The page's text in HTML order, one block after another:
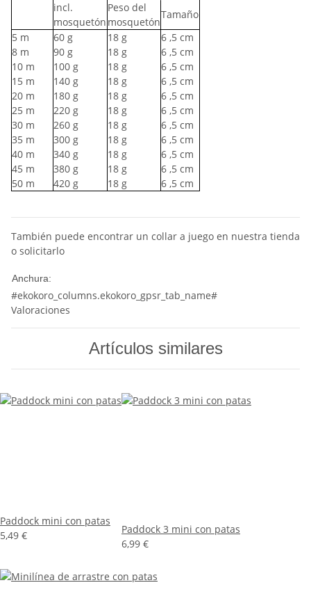
incl.
mosquetón
Peso del
mosquetón
Tamaño
5 m 60 g 18 g 6 ,5 cm
8 m 90 g 18 g 6 ,5 cm
10 m 100 g 18 g 6 ,5 cm
15 m 140 g 18 g 6 ,5 cm
20 m 180 g 18 g 6 ,5 cm
25 m 220 g 18 g 6 ,5 cm
30 m 260 g 18 g 6 ,5 cm
35 m 300 g 18 g 6 ,5 cm
40 m 340 g 18 g 6 ,5 cm
45 m 380 g 18 g 6 ,5 cm
50 m 420 g 18 g 6 ,5 cm
También puede encontrar un collar a juego en nuestra tienda
o solicitarlo
Anchura:
#ekokoro_columns.ekokoro_gpsr_tab_name#
Valoraciones
Artículos similares
Paddock mini con patas
5,49 €
Paddock 3 mini con patas
6,99 €